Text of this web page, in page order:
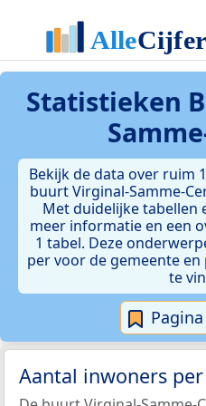
Statistieken
Bekijk de data over ruim
buurt Virginal-Samme-
Met duidelijke tabellen
meer informatie en een
1 tabel. Deze
per voor de gemeente
te
Aantal inwoners